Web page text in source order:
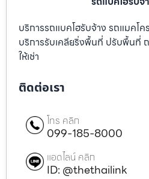
บริการรถแบคโฮรับจ้าง รถแมคโค
บริการรับเคลียริ่งพื้นที่ ปรับพื้นที่
ให้เช่า
ติดต่อเรา
โทร คลิก
099-185-8000
แอดไลน์ คลิก
ID: @thethailink